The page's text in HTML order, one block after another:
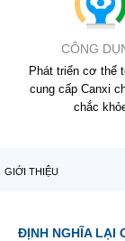
CÔNG
Phát triển cơ thể
cung cấp Canxi
chắc
GIỚI THIỆU
ĐỊNH NGHĨA LẠI